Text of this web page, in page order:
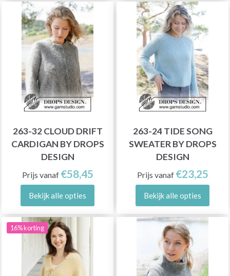
263-32 CLOUD DRIFT
CARDIGAN BY DROPS
DESIGN
Prijs vanaf €58,45
Bekijk alle opties
263-24 TIDE SONG
SWEATER BY DROPS
DESIGN
Prijs vanaf €23,25
Bekijk alle opties
16% korting